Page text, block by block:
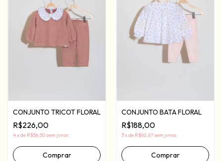
CONJUNTO TRICOT FLORAL
R$226,00
4xde R$56,50 sem juros
Comprar
CONJUNTO BATA FLORAL
R$188,00
3xde R$62,67 sem juros
Comprar